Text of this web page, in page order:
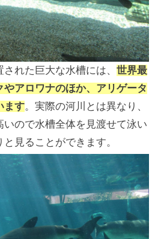
れた巨大な水槽には、 世界最
アロワナのほか、アリゲータ
ます。実際の河川とは異なり、
ので水槽全体を見渡せて泳い
見ることができます。